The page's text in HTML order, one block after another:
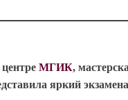
МГИК,
яркий